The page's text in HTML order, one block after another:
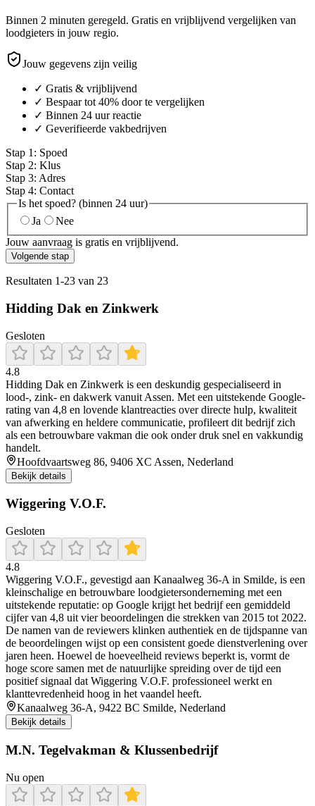
Binnen 2 minuten geregeld. Gratis en vrijblijvend vergelijken van
loodgieters in jouw regio.
Jouw gegevens zijn veilig
✓ Gratis & vrijblijvend
✓ Bespaar tot 40% door te vergelijken
✓ Binnen 24 uur reactie
✓ Geverifieerde vakbedrijven
Stap 1 : Spoed
Stap 2: Klus
Stap 3: Adres
Stap 4: Contact
Is het spoed? (binnen 24 uur)
Ja
Nee
Jouw aanvraag is gratis en vrijblijvend.
Volgende stap
Resultaten 1-23 van 23
Hidding Dak en Zinkwerk
Gesloten
4.8
Hidding Dak en Zinkwerk is een deskundig gespecialiseerd in
lood-, zink- en dakwerk vanuit Assen. Met een uitstekende Google-
rating van 4,8 en lovende klantreacties over directe hulp, kwaliteit
van afwerking en heldere communicatie, profileert dit bedrijf zich
als een betrouwbare vakman die ook onder druk snel en vakkundig
handelt.
Hoofdvaartsweg 86, 9406 XC Assen, Nederland
Bekijk details
Wiggering V.O.F.
Gesloten
4.8
Wiggering V.O.F., gevestigd aan Kanaalweg 36‑A in Smilde, is een
kleinschalige en betrouwbare loodgietersonderneming met een
uitstekende reputatie: op Google krijgt het bedrijf een gemiddeld
cijfer van 4,8 uit vier beoordelingen die strekken van 2015 tot 2022.
De namen van de reviewers klinken authentiek en de tijdspanne van
de beoordelingen wijst op een consistent goede dienstverlening over
jaren heen. Hoewel de hoeveelheid reviews beperkt is, vormt de
hoge score samen met de natuurlijke spreiding over de tijd een
positief signaal dat Wiggering V.O.F. professioneel werkt en
klanttevredenheid hoog in het vaandel heeft.
Kanaalweg 36-A, 9422 BC Smilde, Nederland
Bekijk details
M.N. Tegelvakman & Klussenbedrijf
Nu open